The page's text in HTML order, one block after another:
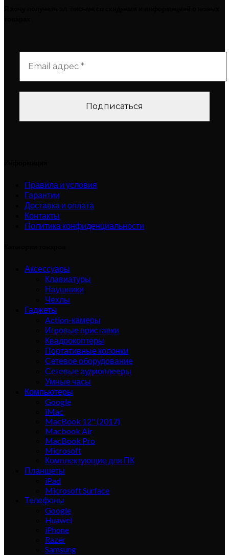
Правила и условия
Гарантии
Доставка и оплата
Контакты
Политика конфиденциальности
Аксессуары
Клавиатуры
Наушники
Чехлы
Гаджеты
Action-камеры
Игровые приставки
Квадрокоптеры
Портативные колонки
Сетевое оборудование
Сетевые аудиоплееры
Умные часы
Компьютеры
Google
iMac
MacBook 12" (2017)
Macbook Air
MacBook Pro
Microsoft
Комплектующие для ПК
Планшеты
iPad
Microsoft Surface
Телефоны
Google
Huawei
iPhone
Razer
Samsung